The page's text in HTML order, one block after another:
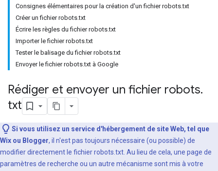
Consignes élémentaires pour la création d'un fichier robots.txt
Créer un fichier robots.txt
Écrire les règles du fichier robots.txt
Importer le fichier robots.txt
Tester le balisage du fichier robots.txt
Envoyer le fichier robots.txt à Google
Rédiger et envoyer un fichier robots.
txt
Si vous utilisez un service d'hébergement de site Web, tel que
Wix ou Blogger, il n'est pas toujours nécessaire (ou possible) de
modifier directement le fichier robots.txt. Au lieu de cela, une page de
paramètres de recherche ou un autre mécanisme sont mis à votre